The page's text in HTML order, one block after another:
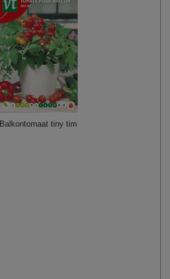
Balkontomaat tiny tim